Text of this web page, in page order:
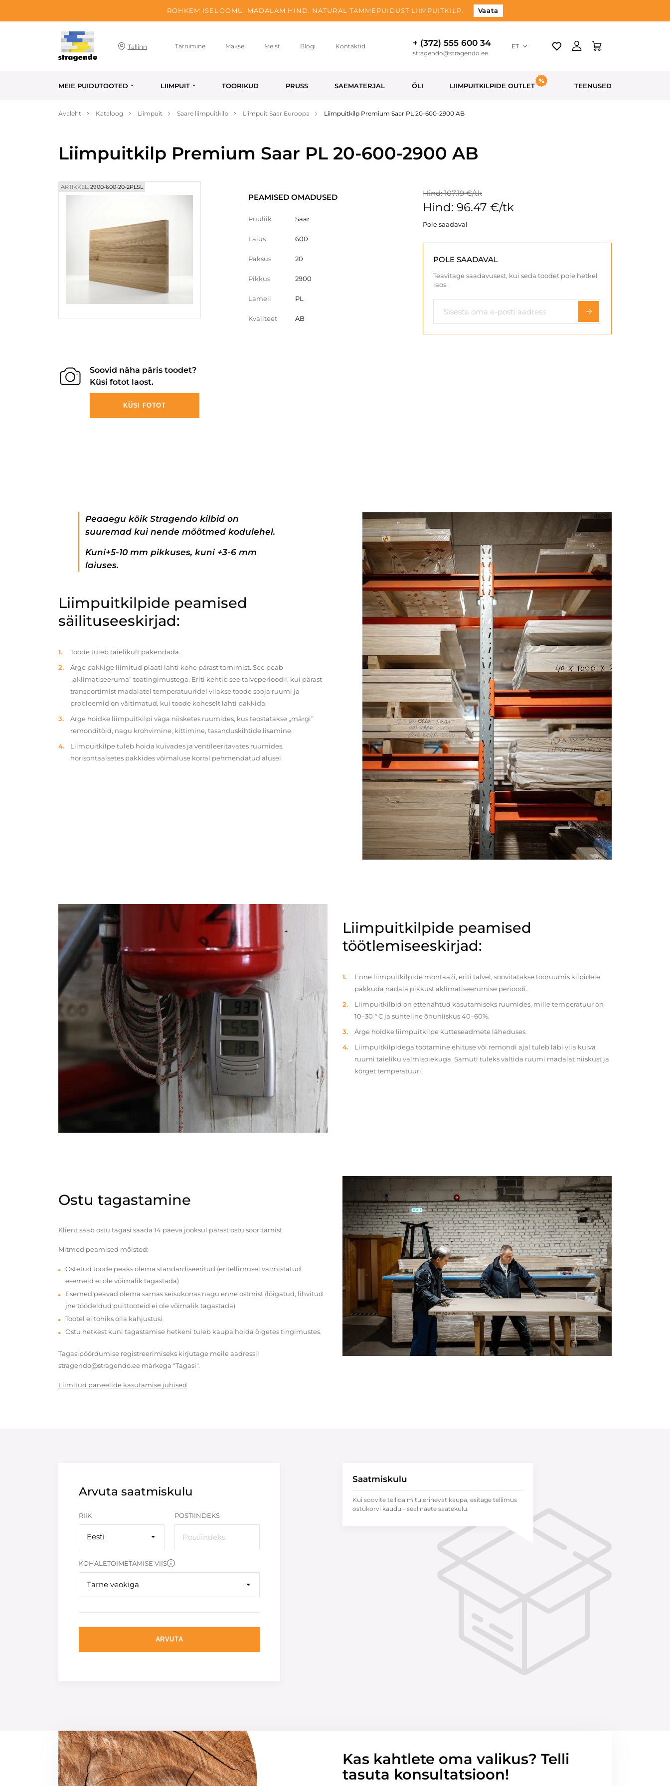
ROHKEM ISELOOMU, MADALAM HIND. NATURAL TAMMEPUIDUST LIIMPUITKILP. Vaata
Tallinn Tarnimine Makse Meist Blogi Kontaktid + (372) 555 600 34
stragendo@stragendo.ee
ET
MEIE PUIDUTOOTED LIIMPUIT TOORIKUD PRUSS SAEMATERJAL ÕLI LIIMPUITKILPIDE OUTLET TEENUSED
Avaleht Kataloog Liimpuit Saare liimpuitkilp Liimpuit Saar Euroopa Liimpuitkilp Premium Saar PL 20-600-2900 AB
Liimpuitkilp Premium Saar PL 20-600-2900 AB
ARTIKKEL: 2900-600-20-2PLSL
PEAMISED OMADUSED
Puuliik Saar
Laius 600
Paksus 20
Pikkus 2900
Lamell PL
Kvaliteet AB
Hind: 107.19 €/tk
Hind: 96.47 €/tk
Pole saadaval
POLE SAADAVAL
Teavitage saadavusest, kui seda toodet pole hetkel
laos.
Soovid näha päris toodet?
Küsi fotot laost.
KÜSI FOTOT
Peaaegu kõik Stragendo kilbid on
suuremad kui nende mõõtmed kodulehel.
Kuni+5-10 mm pikkuses, kuni +3-6 mm
laiuses.
Liimpuitkilpide peamised
säilituseeskirjad:
Toode tuleb täielikult pakendada.
Ärge pakkige liimitud plaati lahti kohe pärast tarnimist. See peab
„aklimatiseeruma” toatingimustega. Eriti kehtib see talveperioodil, kui pärast
transportimist madalatel temperatuuridel viiakse toode sooja ruumi ja
probleemid on vältimatud, kui toode koheselt lahti pakkida.
Ärge hoidke liimpuitkilpi väga niisketes ruumides, kus teostatakse „märgi”
remonditöid, nagu krohvimine, kittimine, tasanduskihtide lisamine.
Liimpuitkilpe tuleb hoida kuivades ja ventileeritavates ruumides,
horisontaalsetes pakkides võimaluse korral pehmendatud alusel.
Liimpuitkilpide peamised
töötlemiseeskirjad:
Enne liimpuitkilpide montaaži, eriti talvel, soovitatakse tööruumis kilpidele
pakkuda nädala pikkust aklimatiseerumise perioodi.
Liimpuitkilbid on ettenähtud kasutamiseks ruumides, mille temperatuur on
10–30 ° C ja suhteline õhuniiskus 40–60%.
Ärge hoidke liimpuitkilpe kütteseadmete läheduses.
Liimpuitkilpidega töötamine ehituse või remondi ajal tuleb läbi viia kuiva
ruumi täieliku valmisolekuga. Samuti tuleks vältida ruumi madalat niiskust ja
kõrget temperatuuri.
Ostu tagastamine
Klient saab ostu tagasi saada 14 päeva jooksul pärast ostu sooritamist.
Mitmed peamised mõisted:
Ostetud toode peaks olema standardiseeritud (eritellimusel valmistatud
esemeid ei ole võimalik tagastada)
Esemed peavad olema samas seisukorras nagu enne ostmist (lõigatud, lihvitud
jne töödeldud puittooteid ei ole võimalik tagastada)
Tootel ei tohiks olla kahjustusi
Ostu hetkest kuni tagastamise hetkeni tuleb kaupa hoida õigetes tingimustes.
Tagasipöördumise registreerimiseks kirjutage meile aadressil
stragendo@stragendo.ee märkega "Tagasi".
Liimitud paneelide kasutamise juhised
Arvuta saatmiskulu
RIIK
Eesti
POSTIINDEKS
KOHALETOIMETAMISE VIIS
Tarne veokiga
ARVUTA
Saatmiskulu
Kui soovite tellida mitu erinevat kaupa, esitage tellimus
ostukorvi kaudu - seal näete saatekulu.
Kas kahtlete oma valikus? Telli
tasuta konsultatsioon!